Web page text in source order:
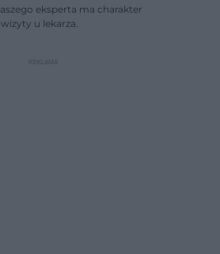
eksperta ma charakter
u lekarza.